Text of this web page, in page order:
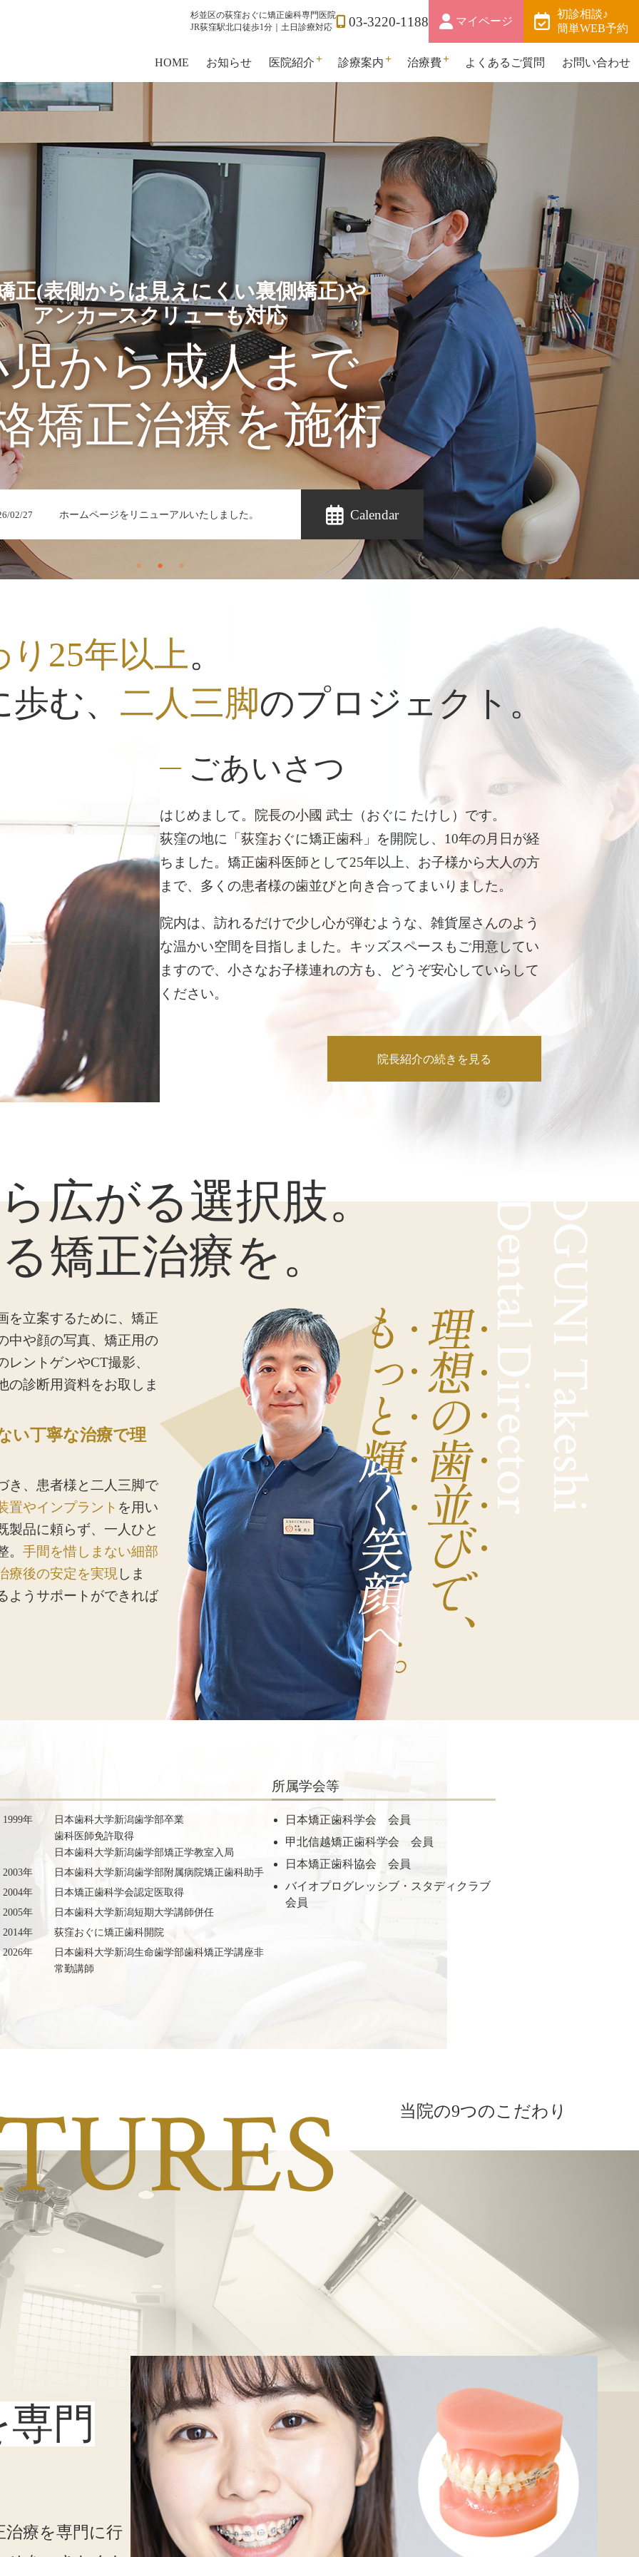
杉並区の荻窪おぐに矯正歯科専門医院
JR荻窪駅北口徒歩1分｜土日診療対応
03-3220-1188 マイページ
初診相談♪
簡単WEB予約
HOME お知らせ 医院紹介
当院について
当院の特徴
院長紹介
スタッフ紹介
院内施設
アクセス
診療案内 治療費 よくあるご質問 お問い合わせ
常に「患者様ごとのベスト」を追求する
矯正歯科専門医院
ならではの経験値や
実績からアドバイス
正(表側からは見えにくい裏側矯正)や
アンカースクリューも対応
から成人まで
矯正治療を施術
予防矯正(お子様の矯正)を重視
JR荻窪駅
北口徒歩1分
土日も診療
02/27 ホームページをリニューアルいたしました。 Calendar
25年以上。
む、 二人三脚のプロジェクト。
ごあいさつ
はじめまして。院長の小國 武士（おぐに たけし）です。
荻窪の地に「荻窪おぐに矯正歯科」を開院し、10年の月日が経
ちました。矯正歯科医師として25年以上、お子様から大人の方
まで、多くの患者様の歯並びと向き合ってまいりました。
院内は、訪れるだけで少し心が弾むような、雑貨屋さんのよう
な温かい空間を目指しました。キッズスペースもご用意してい
ますので、小さなお子様連れの方も、どうぞ安心していらして
ください。
院長紹介の続きを見る
広がる選択肢。
矯正治療を。
を立案するために、矯正
中や顔の写真、矯正用の
ントゲンやCT撮影、
の診断用資料をお取しま
い丁寧な治療で理
き、患者様と二人三脚で
置やインプラント を用い
製品に頼らず、一人ひと
手間を惜しまない細部
療後の安定を実現しま
ようサポートができれば
1999年
日本歯科大学新潟歯学部卒業
歯科医師免許取得
日本歯科大学新潟歯学部矯正学教室入局
2003年
日本歯科大学新潟歯学部附属病院矯正歯科助手
2004年
日本矯正歯科学会認定医取得
2005年
日本歯科大学新潟短期大学講師併任
2014年
荻窪おぐに矯正歯科開院
2026年
日本歯科大学新潟生命歯学部歯科矯正学講座非
常勤講師
所属学会等
日本矯正歯科学会 会員
甲北信越矯正歯科学会 会員
日本矯正歯科協会 会員
バイオプログレッシブ・スタディクラブ
会員
当院の9つのこだわり
門
療を専門に行